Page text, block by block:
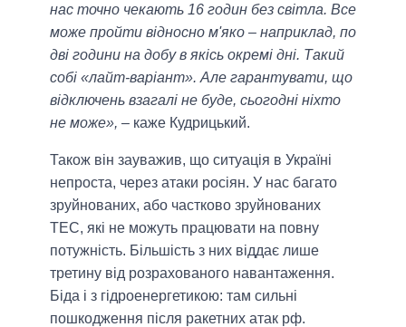
нас точно чекають 16 годин без світла. Все
може пройти відносно м'яко – наприклад, по
дві години на добу в якісь окремі дні. Такий
собі «лайт-варіант». Але гарантувати, що
відключень взагалі не буде, сьогодні ніхто
не може», – каже Кудрицький.
Також він зауважив, що ситуація в Україні
непроста, через атаки росіян. У нас багато
зруйнованих, або частково зруйнованих
ТЕС, які не можуть працювати на повну
потужність. Більшість з них віддає лише
третину від розрахованого навантаження.
Біда і з гідроенергетикою: там сильні
пошкодження після ракетних атак рф.